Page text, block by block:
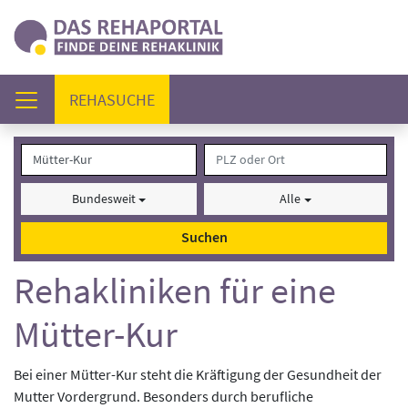
REHASUCHE(AKTUELL)
Bundesweit Alle
Suchen
Rehakliniken für eine
Mütter-Kur
Bei einer Mütter-Kur steht die Kräftigung der Gesundheit der
Mutter Vordergrund. Besonders durch berufliche